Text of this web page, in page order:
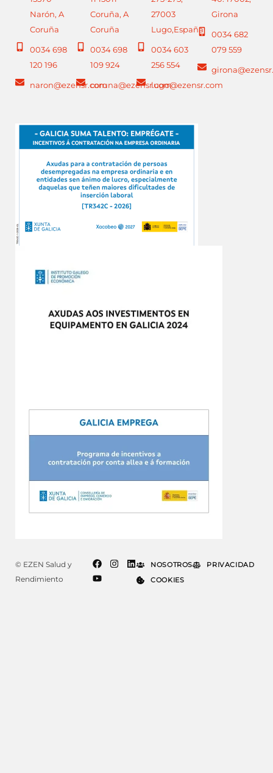
Narón, A
Coruña
0034 698
120 196
naron@ezensr.com
Coruña, A
Coruña
0034 698
109 924
coruna@ezensr.com
27003
Lugo,España
0034 603
256 554
lugo@ezensr.com
Girona
0034 682
079 559
© EZEN Salud y
Rendimiento
NOSOTROS
PRIVACIDAD
COOKIES